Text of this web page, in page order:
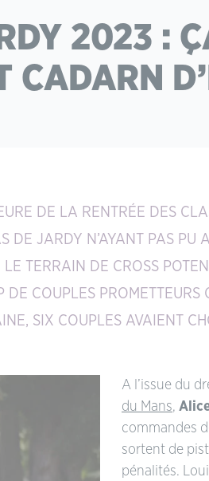
2023 :
CADARN
DE LA RENTRÉE DES
DE JARDY N’AYANT PAS
TERRAIN DE CROSS
COUPLES
SIX COUPLES AVAIENT
A l’issue du
du Mans,
commandes
sortent de
pénalités.